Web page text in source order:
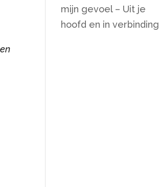
mijn gevoel – Uit je
hoofd en in verbinding